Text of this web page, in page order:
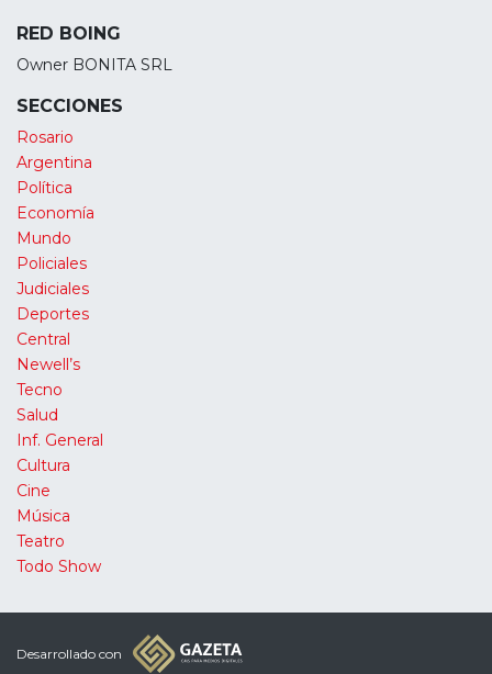
RED BOING
Owner BONITA SRL
SECCIONES
Rosario
Argentina
Política
Economía
Mundo
Policiales
Judiciales
Deportes
Central
Newell’s
Tecno
Salud
Inf. General
Cultura
Cine
Música
Teatro
Todo Show
Desarrollado con